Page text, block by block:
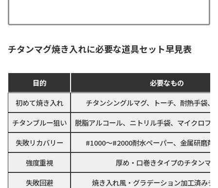
チタンマグ焼き入れに必要な道具セット早見表
目的
必要なもの
初めて焼き入れ
チタンシングルマグ、トーチ、耐熱手袋、
チタンブルー狙い
脱脂アルコール、ニトリル手袋、マイクロフ
失敗リカバリー
#1000〜#2000耐水ペーパー、金属研磨剤
強度重視
厚め・口巻きタイプのチタンマグ
失敗回避
焼き入れ風・グラデーション加工済みチ